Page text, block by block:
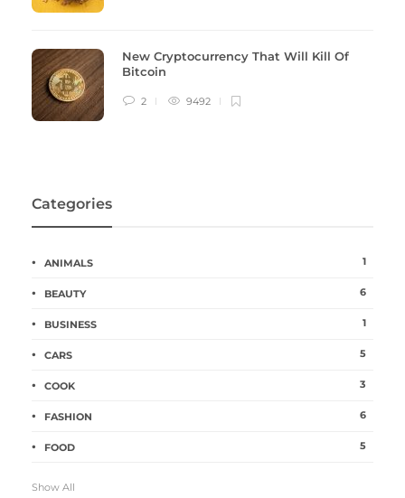
New Cryptocurrency That Will Kill Of
Bitcoin
2 9492
Categories
ANIMALS 1
BEAUTY 6
BUSINESS 1
CARS 5
COOK 3
FASHION 6
FOOD 5
Show All